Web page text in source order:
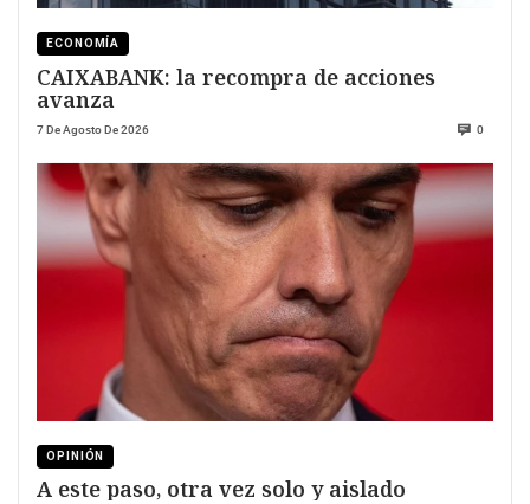
ECONOMÍA
CAIXABANK: la recompra de acciones
avanza
7 De Agosto De 2026 0
OPINIÓN
A este paso, otra vez solo y aislado